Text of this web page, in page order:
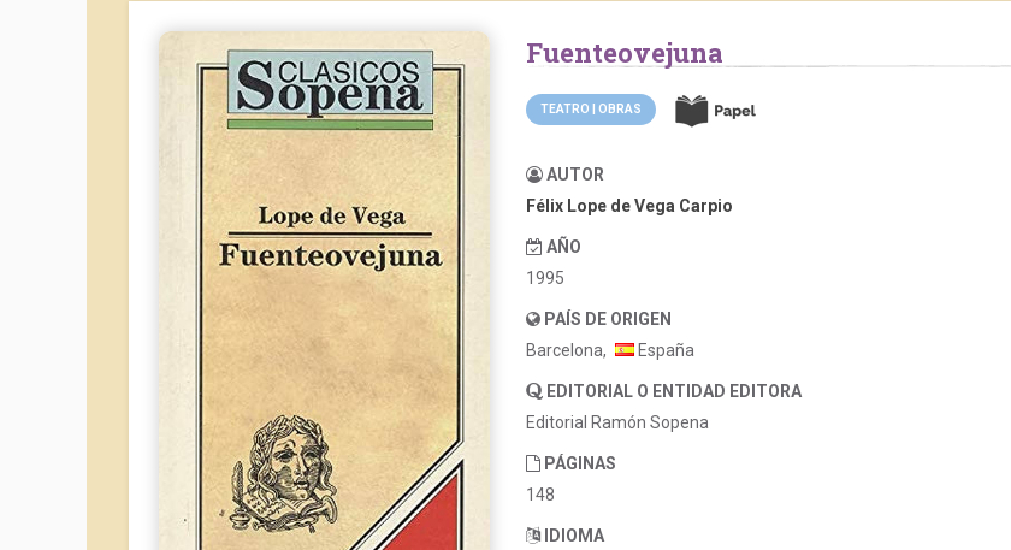
Fuenteovejuna
TEATRO | OBRAS
AUTOR
Félix Lope de Vega Carpio
AÑO
1995
PAÍS DE ORIGEN
Barcelona,
España
EDITORIAL O ENTIDAD EDITORA
Editorial Ramón Sopena
PÁGINAS
148
IDIOMA